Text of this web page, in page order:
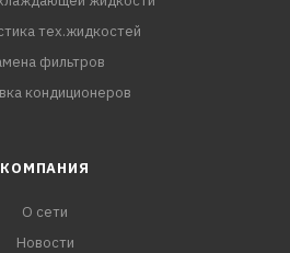
тех.жидкостей
фильтров
кондиционеров
КОМПАНИЯ
О сети
Новости